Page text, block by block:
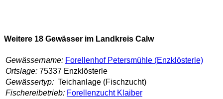
Weitere 18 Gewässer im Landkreis Calw
Gewässername: Forellenhof Petersmühle (Enzklösterle)
Ortslage: 75337 Enzklösterle
Gewässertyp: Teichanlage (Fischzucht)
Fischereibetrieb: Forellenzucht Klaiber